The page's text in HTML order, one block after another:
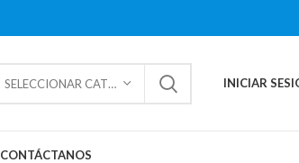
SELECCIONAR CATEGORÍAS INICIAR
CONTÁCTANOS